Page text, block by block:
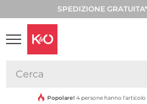
SPEDIZIONE30 GIORNI
VIBES
Popolare! 4 persone hanno